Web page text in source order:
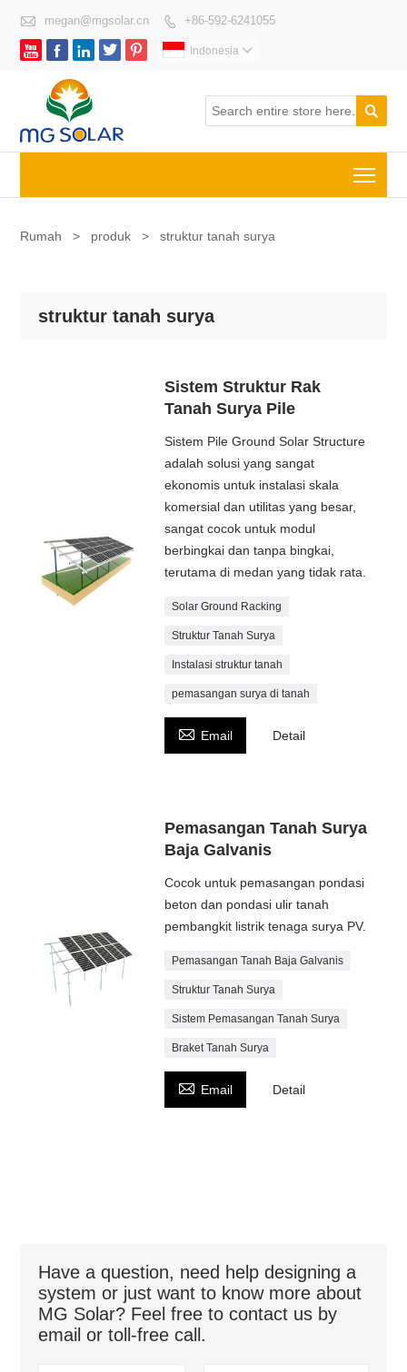
 megan@mgsolar.cn  +86-592-6241055
     Indonesia 

Rumah > produk > struktur tanah surya
struktur tanah surya
Sistem Struktur Rak
Tanah Surya Pile
Sistem Pile Ground Solar Structure
adalah solusi yang sangat
ekonomis untuk instalasi skala
komersial dan utilitas yang besar,
sangat cocok untuk modul
berbingkai dan tanpa bingkai,
terutama di medan yang tidak rata.
Solar Ground Racking
Struktur Tanah Surya
Instalasi struktur tanah
pemasangan surya di tanah
 Email Detail
Pemasangan Tanah Surya
Baja Galvanis
Cocok untuk pemasangan pondasi
beton dan pondasi ulir tanah
pembangkit listrik tenaga surya PV.
Pemasangan Tanah Baja Galvanis
Struktur Tanah Surya
Sistem Pemasangan Tanah Surya
Braket Tanah Surya
 Email Detail
Have a question, need help designing a
system or just want to know more about
MG Solar? Feel free to contact us by
email or toll-free call.